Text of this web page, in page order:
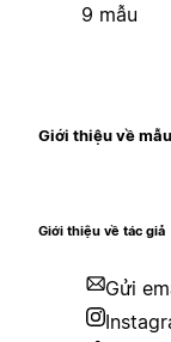
9 mẫu
Giới thiệu về
Giới thiệu về tác giả
Gửi